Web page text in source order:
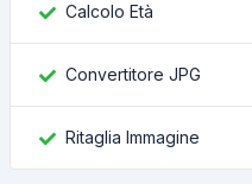
Calcolo Età
Convertitore JPG
Ritaglia Immagine